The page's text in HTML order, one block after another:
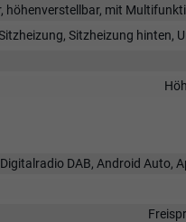
höhenverstellbar, mit
Sitzheizung hinten,
DAB, Android Auto,